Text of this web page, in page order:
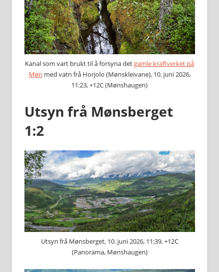
Kanal som vart brukt til å forsyna detgamle kraftverket på
Møn med vatn frå Horjolo (Mønskleivane), 10. juni 2026,
11:23, +12C (Mønshaugen)
Utsyn frå Mønsberget
1:2
Utsyn frå Mønsberget, 10. juni 2026, 11:39, +12C
(Panorama, Mønshaugen)